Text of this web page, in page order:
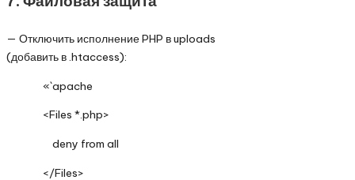
— Отключить исполнение PHP в uploads
(добавить в .htaccess):
«`apache
<Files *.php>
deny from all
</Files>